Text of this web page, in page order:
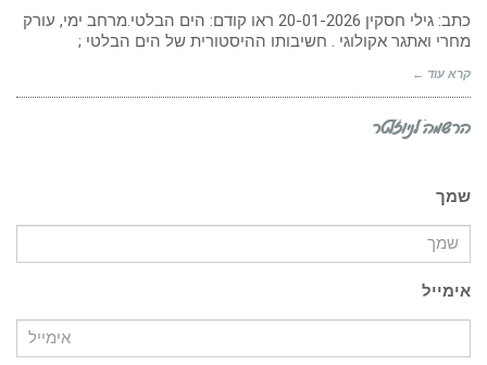
כתב: גילי חסקין 20-01-2026 ראו קודם: הים הבלטי.מרחב ימי, עורק
מחרי ואתגר אקולוגי . חשיבותו ההיסטורית של הים הבלטי ;
קרא עוד ←
הרשמה לניוזלטר
שמך
אימייל